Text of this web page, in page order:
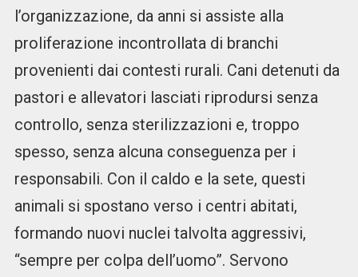
l’organizzazione, da anni si assiste alla
proliferazione incontrollata di branchi
provenienti dai contesti rurali. Cani detenuti da
pastori e allevatori lasciati riprodursi senza
controllo, senza sterilizzazioni e, troppo
spesso, senza alcuna conseguenza per i
responsabili. Con il caldo e la sete, questi
animali si spostano verso i centri abitati,
formando nuovi nuclei talvolta aggressivi,
“sempre per colpa dell’uomo”. Servono